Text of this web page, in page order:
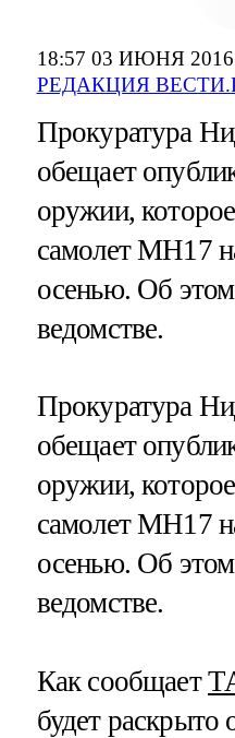
18:57 03 ИЮНЯ 2016
РЕДАКЦИЯ
Прокуратура
обещает
оружии,
самолет MH17
осенью. Об
ведомстве.
Прокуратура
обещает
оружии,
самолет MH17
осенью. Об
ведомстве.
Как сообщает
будет раскрыто